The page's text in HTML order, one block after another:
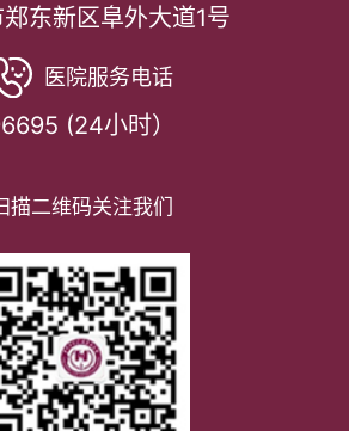
东新区阜外大道1号
医院服务电话
(24小时）
描二维码关注我们